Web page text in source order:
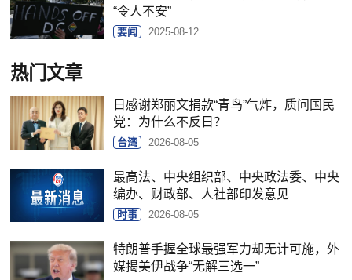
“令人不安”
要闻 2025-08-12
热门文章
日感谢郑丽文捐款“青鸟”气炸，质问国民
党：为什么不反日？
台湾 2026-08-05
最高法、中央组织部、中央政法委、中央
编办、财政部、人社部印发意见
时事 2026-08-05
特朗普手握全球最强军力却无计可施，外
媒揭美伊战争“无解三选一”